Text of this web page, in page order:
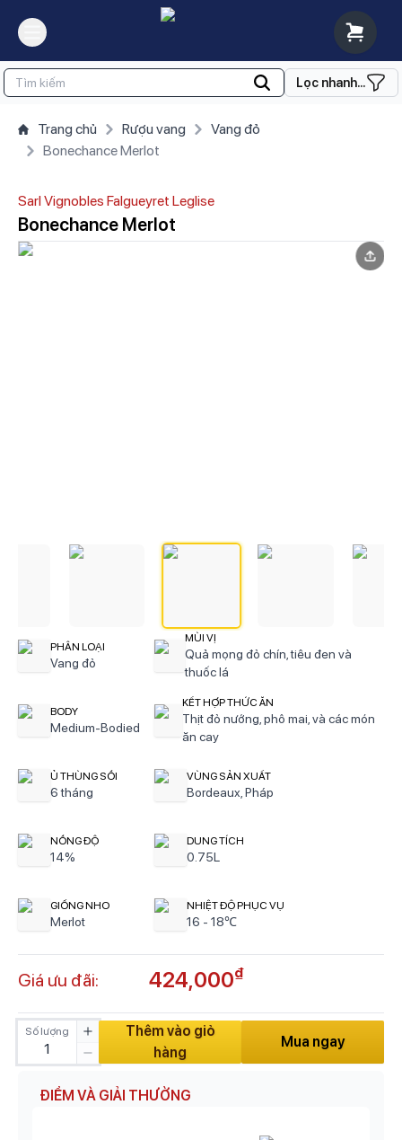
Lọc nhanh...
Trang chủ Rượu vang
Vang đỏ
Bonechance Merlot
Sarl Vignobles Falgueyret Leglise
Bonechance Merlot
PHÂN LOẠI
Vang đỏ
BODY
Medium-Bodied
Ủ THÙNG SỒI
6 tháng
NỒNG ĐỘ
14%
GIỐNG NHO
Merlot
MÙI VỊ
Quả mọng đỏ chín, tiêu đen và
thuốc lá
KẾT HỢP THỨC ĂN
Thịt đỏ nướng, phô mai, và các món
ăn cay
VÙNG SẢN XUẤT
Bordeaux, Pháp
DUNG TÍCH
0.75L
NHIỆT ĐỘ PHỤC VỤ
16 - 18℃
Giá ưu đãi: 424,000₫
Số lượng
Thêm vào giỏ
hàng
Mua ngay
ĐIỂM VÀ GIẢI THƯỜNG